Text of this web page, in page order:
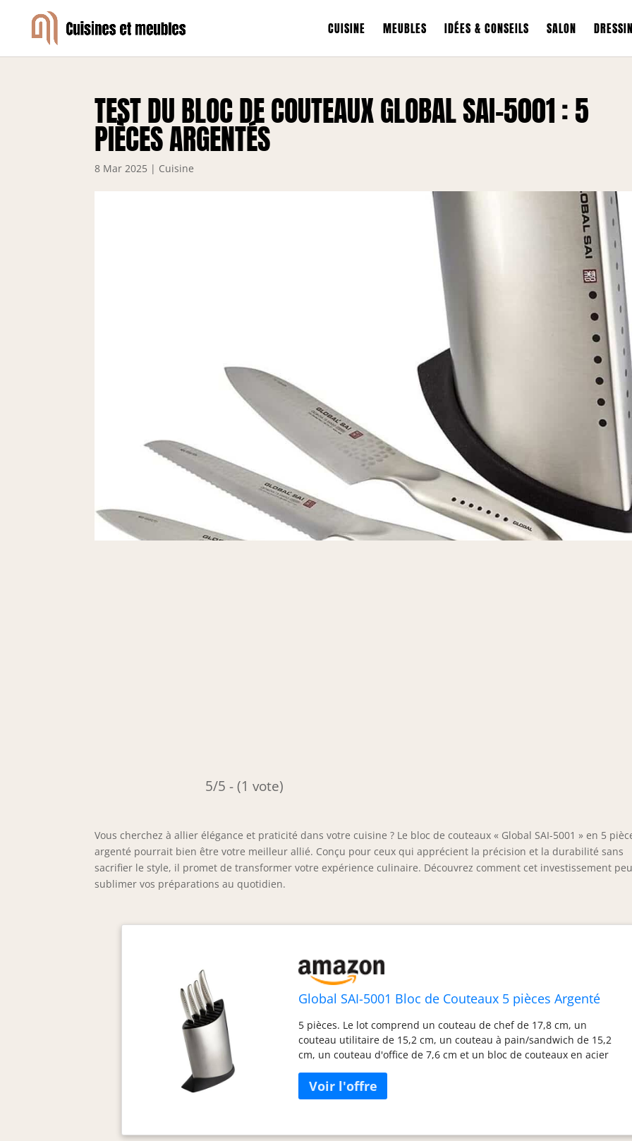
CUISINE MEUBLES IDÉES & CONSEILS SALON
TEST DU BLOC DE COUTEAUX GLOBAL SAI-5001 : 5
PIÈCES ARGENTÉS
8 Mar 2025 | Cuisine
5/5 - (1 vote)
Vous cherchez à allier élégance et praticité dans votre cuisine ? Le bloc de couteaux « Global SAI-5001 » en 5
argenté pourrait bien être votre meilleur allié. Conçu pour ceux qui apprécient la précision et la durabilité sans
sacrifier le style, il promet de transformer votre expérience culinaire. Découvrez comment cet investissement
sublimer vos préparations au quotidien.
Global SAI-5001 Bloc de Couteaux 5 pièces Argenté
5 pièces. Le lot comprend un couteau de chef de 17,8 cm, un
couteau utilitaire de 15,2 cm, un couteau à pain/sandwich de 15,2
cm, un couteau d'office de 7,6 cm et un bloc de couteaux en acier
inoxydable en forme de bateau – Taille S. Chaque lame Global SAI
est fabriquée en acier inoxydable de qualité supérieure, Cordova 18,
conçue exclusivement pour Globalal. Les lames SAI maintiennent